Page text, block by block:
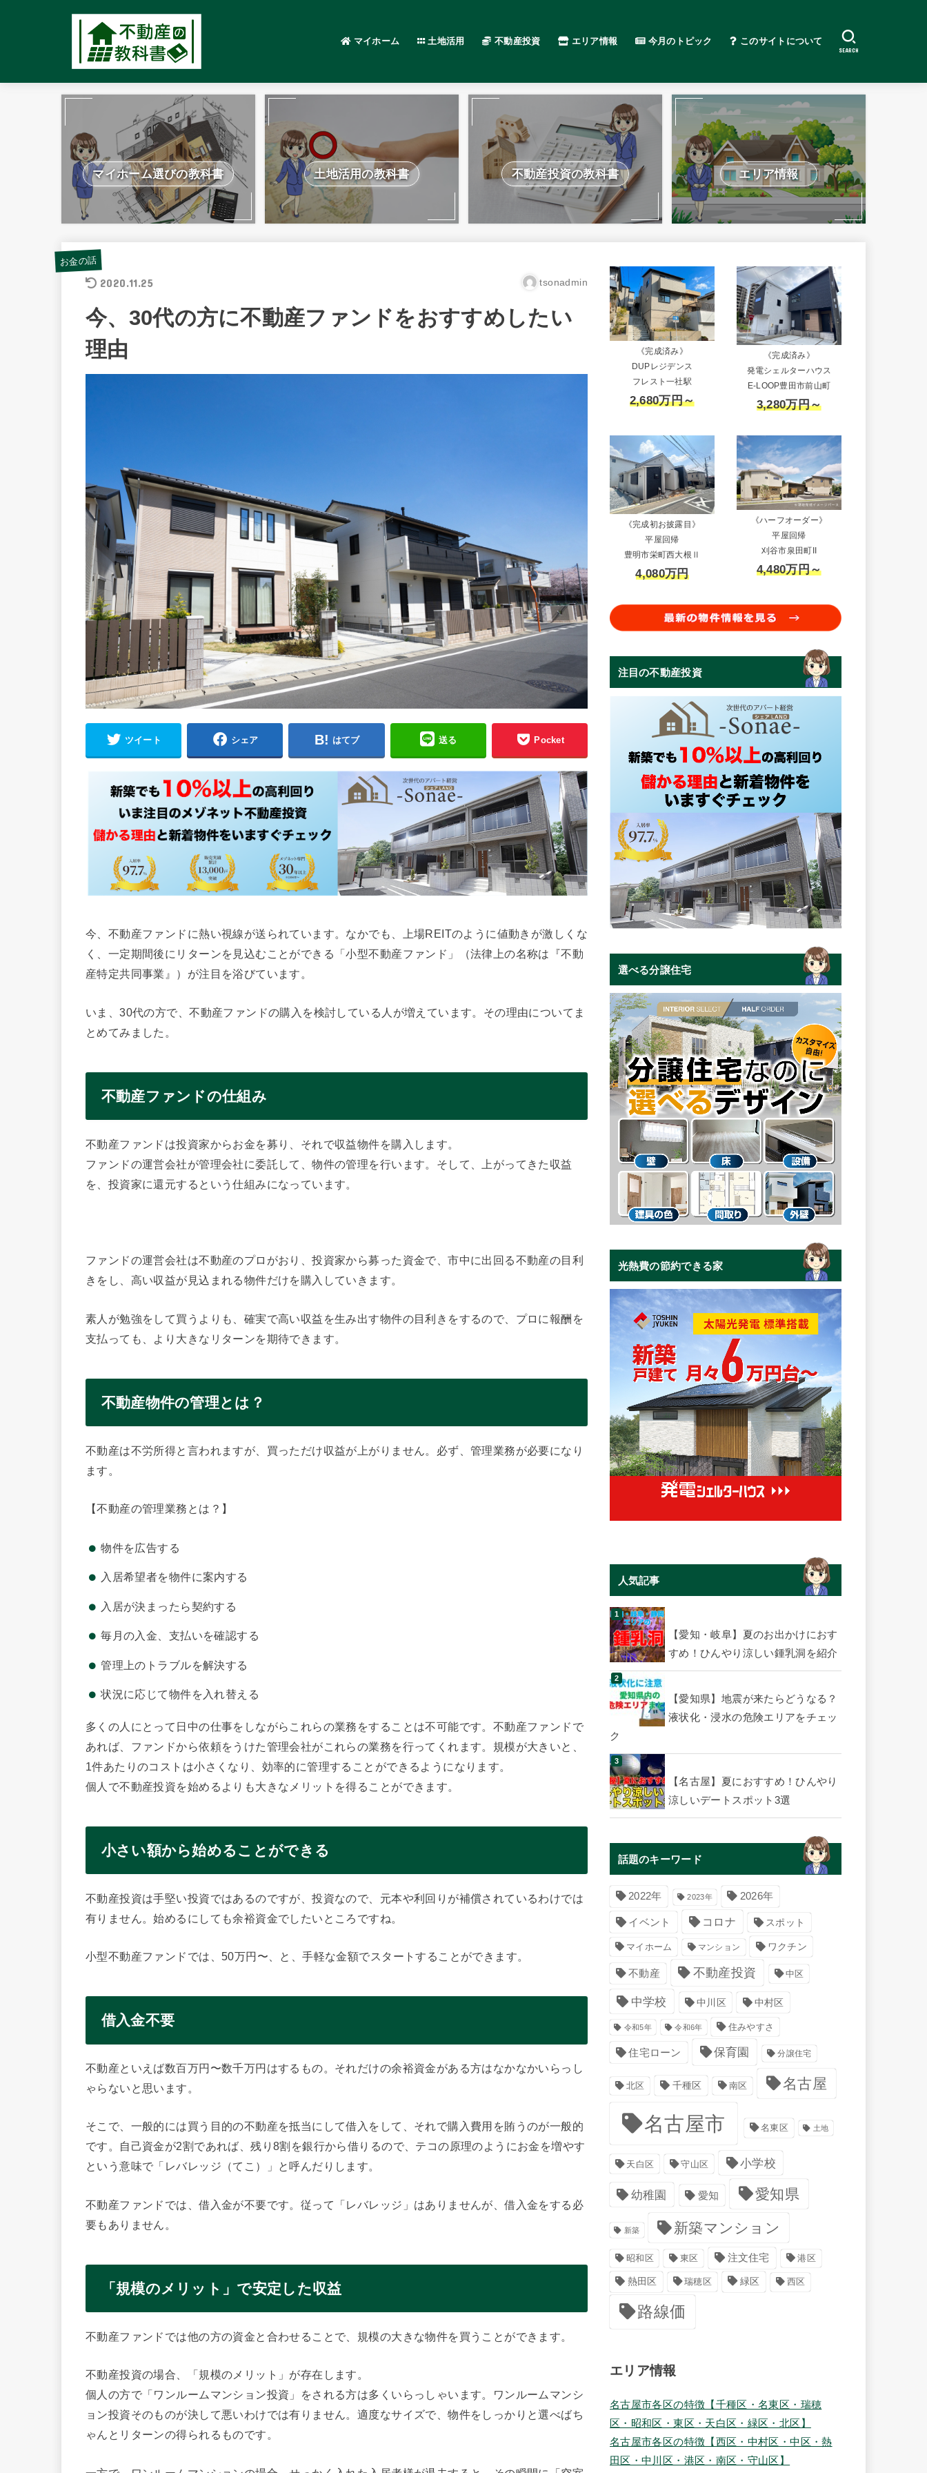
マイホーム 土地活用 不動産投資 エリア情報 今月のトピック このサイトについて
SEARCH
マイホーム選びの教科書 土地活用の教科書 不動産投資の教科書 エリア情報
お金の話
2020.11.25 tsonadmin
今、30代の方に不動産ファンドをおすすめしたい
理由
ツイート シェア はてブ 送る Pocket
今、不動産ファンドに熱い視線が送られています。なかでも、上場REITのように値動きが激しくな
く、一定期間後にリターンを見込むことができる「小型不動産ファンド」（法律上の名称は『不動
産特定共同事業』）が注目を浴びています。
いま、30代の方で、不動産ファンドの購入を検討している人が増えています。その理由についてま
とめてみました。
不動産ファンドの仕組み
不動産ファンドは投資家からお金を募り、それで収益物件を購入します。
ファンドの運営会社が管理会社に委託して、物件の管理を行います。そして、上がってきた収益
を、投資家に還元するという仕組みになっています。
ファンドの運営会社は不動産のプロがおり、投資家から募った資金で、市中に出回る不動産の目利
きをし、高い収益が見込まれる物件だけを購入していきます。
素人が勉強をして買うよりも、確実で高い収益を生み出す物件の目利きをするので、プロに報酬を
支払っても、より大きなリターンを期待できます。
不動産物件の管理とは？
不動産は不労所得と言われますが、買っただけ収益が上がりません。必ず、管理業務が必要になり
ます。
【不動産の管理業務とは？】
物件を広告する
入居希望者を物件に案内する
入居が決まったら契約する
毎月の入金、支払いを確認する
管理上のトラブルを解決する
状況に応じて物件を入れ替える
多くの人にとって日中の仕事をしながらこれらの業務をすることは不可能です。不動産ファンドで
あれば、ファンドから依頼をうけた管理会社がこれらの業務を行ってくれます。規模が大きいと、
1件あたりのコストは小さくなり、効率的に管理することができるようになります。
個人で不動産投資を始めるよりも大きなメリットを得ることができます。
小さい額から始めることができる
不動産投資は手堅い投資ではあるのですが、投資なので、元本や利回りが補償されているわけでは
有りません。始めるにしても余裕資金でしたいところですね。
小型不動産ファンドでは、50万円〜、と、手軽な金額でスタートすることができます。
借入金不要
不動産といえば数百万円〜数千万円はするもの。それだけの余裕資金がある方はなかなかいらっし
ゃらないと思います。
そこで、一般的には買う目的の不動産を抵当にして借入をして、それで購入費用を賄うのが一般的
です。自己資金が2割であれば、残り8割を銀行から借りるので、テコの原理のようにお金を増やす
という意味で「レバレッジ（てこ）」と呼んだりします。
不動産ファンドでは、借入金が不要です。従って「レバレッジ」はありませんが、借入金をする必
要もありません。
「規模のメリット」で安定した収益
不動産ファンドでは他の方の資金と合わせることで、規模の大きな物件を買うことができます。
不動産投資の場合、「規模のメリット」が存在します。
個人の方で「ワンルームマンション投資」をされる方は多くいらっしゃいます。ワンルームマンシ
ョン投資そのものが決して悪いわけでは有りません。適度なサイズで、物件をしっかりと選べばち
ゃんとリターンの得られるものです。
《完成済み》
DUPレジデンス
フレスト一社駅
2,680万円～
《完成済み》
発電シェルターハウス
E-LOOP豊田市前山町
3,280万円～
《完成初お披露目》
平屋回帰
豊明市栄町西大根Ⅱ
4,080万円
《ハーフオーダー》
平屋回帰
刈谷市泉田町II
4,480万円～
注目の不動産投資
選べる分譲住宅
光熱費の節約できる家
人気記事
【愛知・岐阜】夏のお出かけにおす
すめ！ひんやり涼しい鍾乳洞を紹介
【愛知県】地震が来たらどうなる？
液状化・浸水の危険エリアをチェッ
ク
【名古屋】夏におすすめ！ひんやり
涼しいデートスポット3選
話題のキーワード
2022年 2023年 2026年
イベント コロナ スポット
マイホーム マンション ワクチン
不動産 不動産投資 中区
中学校 中川区 中村区
令和5年 令和6年 住みやすさ
住宅ローン 保育園 分譲住宅
北区 千種区 南区 名古屋
名古屋市 名東区 土地
天白区 守山区 小学校
幼稚園 愛知 愛知県
新築 新築マンション
昭和区 東区 注文住宅 港区
熱田区 瑞穂区 緑区 西区
路線価
エリア情報
名古屋市各区の特徴【千種区・名東区・瑞穂
区・昭和区・東区・天白区・緑区・北区】
名古屋市各区の特徴【西区・中村区・中区・熱
田区・中川区・港区・南区・守山区】